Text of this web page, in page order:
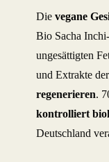
Die vegane
Bio Sacha
ungesättigten
und Extrakte
regenerieren.
kontrolliert
Deutschland